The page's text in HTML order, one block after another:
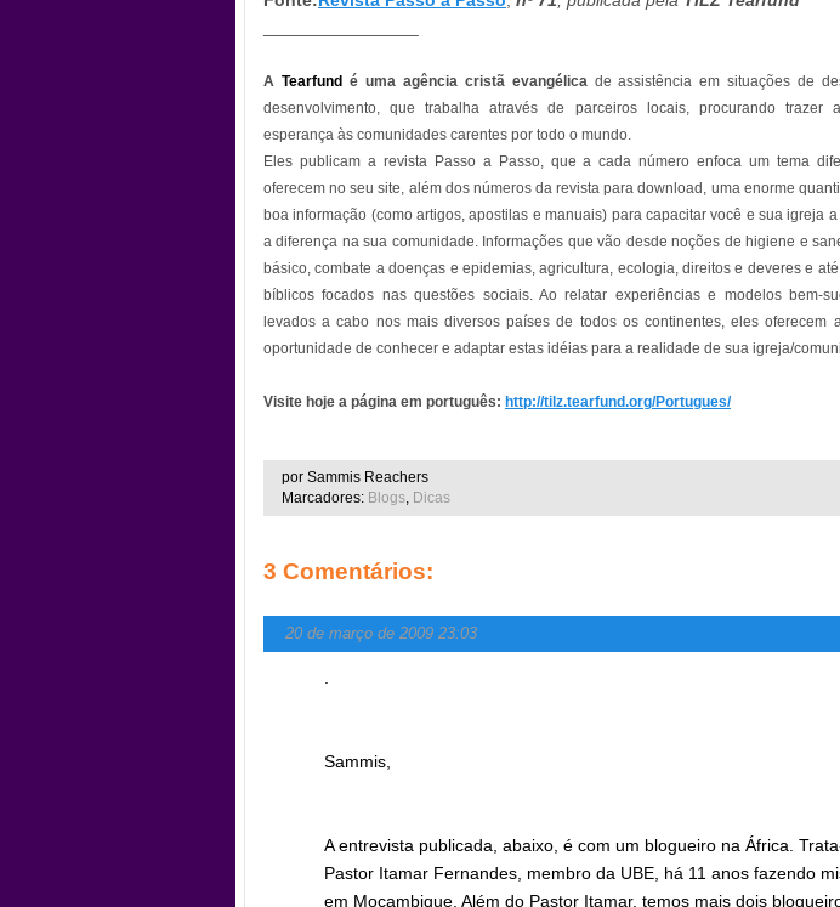
A Tearfund é uma agência cristã evangélica de assistência em situações de
desenvolvimento, que trabalha através de parceiros locais, procurando trazer
esperança às comunidades carentes por todo o mundo.
Eles publicam a revista Passo a Passo, que a cada número enfoca um tema
oferecem no seu site, além dos números da revista para download, uma enorme
boa informação (como artigos, apostilas e manuais) para capacitar você e sua igreja a
a diferença na sua comunidade. Informações que vão desde noções de higiene e
básico, combate a doenças e epidemias, agricultura, ecologia, direitos e deveres e
bíblicos focados nas questões sociais. Ao relatar experiências e modelos bem-
levados a cabo nos mais diversos países de todos os continentes, eles oferecem
oportunidade de conhecer e adaptar estas idéias para a realidade de sua igreja/
Visite hoje a página em português: http://tilz.tearfund.org/Portugues/
por Sammis Reachers
Marcadores: Blogs, Dicas
3 Comentários:
20 de março de 2009 23:03
Sammis,
A entrevista publicada, abaixo, é com um blogueiro na África.
Pastor Itamar Fernandes, membro da UBE, há 11 anos fazendo
em Moçambique. Além do Pastor Itamar, temos mais dois